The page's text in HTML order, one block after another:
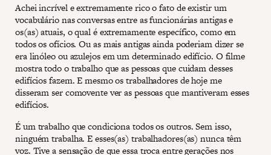
Achei incrível e extremamente rico o fato de existir um
vocabulário nas conversas entre as funcionárias antigas e
os(as) atuais, o qual é extremamente específico, como em
todos os ofícios. Ou as mais antigas ainda poderiam dizer se
era linóleo ou azulejos em um determinado edifício. O filme
mostra todo o trabalho que as pessoas que cuidam desses
edifícios fazem. E mesmo os trabalhadores de hoje me
disseram ser comovente ver as pessoas que mantiveram esses
edifícios.
É um trabalho que condiciona todos os outros. Sem isso,
ninguém trabalha. E esses(as) trabalhadores(as) nunca têm
voz. Tive a sensação de que essa troca entre gerações nos